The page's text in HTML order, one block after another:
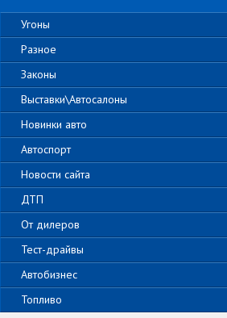
Угоны
Разное
Законы
Выставки\Автосалоны
Новинки авто
Автоспорт
Новости сайта
ДТП
От дилеров
Тест-драйвы
Автобизнес
Топливо